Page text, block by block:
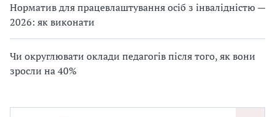
Норматив для працевлаштування осіб з інвалідністю —
2026: як виконати
Чи округлювати оклади педагогів після того, як вони
зросли на 40%